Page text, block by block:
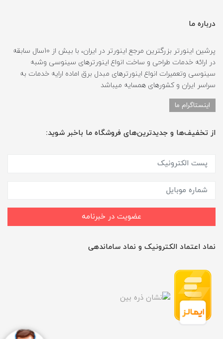
درباره ما
پرشین اینورتر بزرگترین مرجع اینورتر در ایران، با بیش از 10سال سابقه
در ارائه خدمات طراحی و ساخت انواع اینورترهای سینوسی وشبه
سینوسی وتعمیرات انواع اینورترهای مبدل برق اماده ارایه خدمات به
سراسر ایران و کشورهای همسایه میباشد
اینستاگرام ما
از تخفیف‌ها و جدیدترین‌های فروشگاه ما باخبر شوید:
عضویت در خبرنامه
نماد اعتماد الکترونیک و نماد ساماندهی